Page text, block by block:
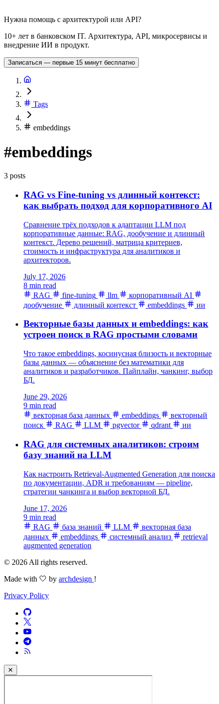
Нужна помощь с архитектурой или API?
10+ лет в банковском IT. Архитектура, API, микросервисы и
внедрение ИИ в продукт.
Записаться — первые 15 минут бесплатно
Tags
embeddings
#embeddings
3 posts
RAG vs Fine-tuning vs длинный контекст:
как выбрать подход для корпоративного AI
Сравнение трёх подходов к адаптации LLM под
корпоративные данные: RAG, дообучение и длинный
контекст. Дерево решений, матрица критериев,
стоимость и инфраструктура для аналитиков и
архитекторов.
July 17, 2026
8 min read
RAG
fine-tuning llm
корпоративный AI
дообучение
длинный контекст embeddings ии
Векторные базы данных и embeddings: как
устроен поиск в RAG простыми словами
Что такое embeddings, косинусная близость и векторные
базы данных — объяснение без математики для
аналитиков и разработчиков. Пайплайн, чанкинг, выбор
БД.
June 29, 2026
9 min read
векторная база данных
embeddings
векторный
поиск
RAG LLM pgvector qdrant ии
RAG для системных аналитиков: строим
базу знаний на LLM
Как настроить Retrieval-Augmented Generation для поиска
по документации, ADR и требованиям — pipeline,
стратегии чанкинга и выбор векторной БД.
June 17, 2026
9 min read
RAG
база знаний LLM
векторная база
данных
embeddings системный анализ
retrieval
augmented generation
© 2026 All rights reserved.
Made with 🤍 by archdesign !
Privacy Policy
✕